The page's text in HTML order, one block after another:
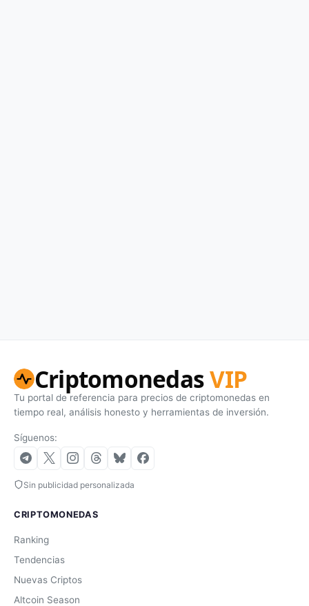
CriptomonedasVIP
Tu portal de referencia para precios de criptomonedas en
tiempo real, análisis honesto y herramientas de inversión.
Síguenos:
Sin publicidad personalizada
CRIPTOMONEDAS
Ranking
Tendencias
Nuevas Criptos
Altcoin Season